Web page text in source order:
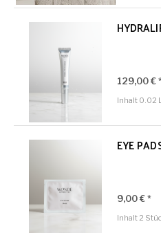
129,00 €
Inhalt 0.02
EYE
9,00 € *
Inhalt 2